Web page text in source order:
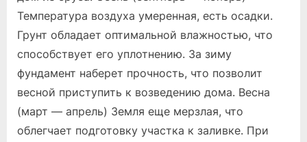
дома
Температура воздуха умеренная, есть осадки.
Грунт обладает оптимальной влажностью, что
способствует его уплотнению. За зиму
фундамент наберет прочность, что позволит
весной приступить к возведению дома. Весна
(март — апрель) Земля еще мерзлая, что
облегчает подготовку участка к заливке. При